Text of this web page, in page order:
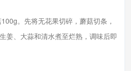
。先将无花果切碎，蘑菇切条，
姜、大蒜和清水煮至烂熟，调味后即